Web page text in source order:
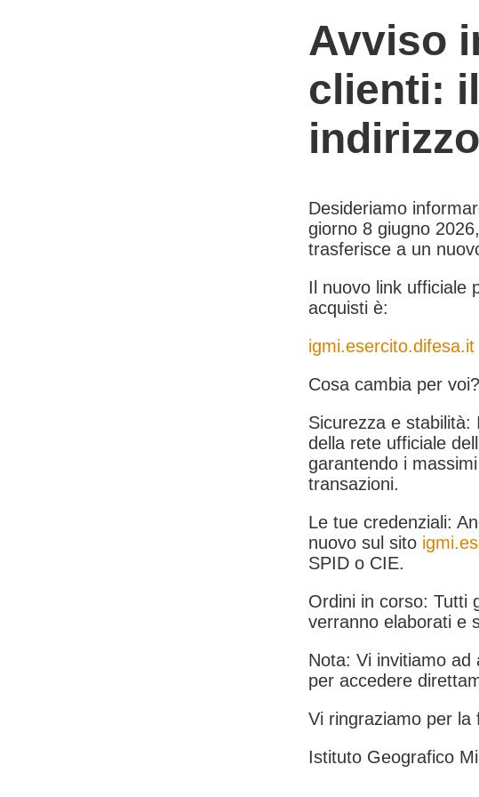
Avviso
clienti:
Desideriamo
giorno 8 giugno
trasferisce a un
Il nuovo link ufficiale
acquisti è:
igmi.esercito.difesa.it
Cosa cambia per voi?
Sicurezza e
della rete ufficiale
garantendo i
transazioni.
Le tue credenziali:
nuovo sul sito
SPID o CIE.
Ordini in corso: Tutti
verranno elaborati e
Nota: Vi invitiamo
per accedere
Vi ringraziamo per la
Istituto Geografico